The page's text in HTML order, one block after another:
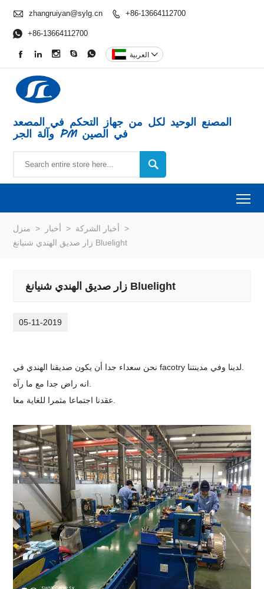
 zhangruiyan@sylg.cn  +86-13664112700
 +86-13664112700
     العربية 
المصنع الوحيد لكل من جهاز التحكم في المصعد
وآلة الجر PM في الصين

منزل > أخبار > أخبار الشركة
>
زار صديق الهندي شنيانغ Bluelight
زار صديق الهندي شنيانغ Bluelight
05-11-2019